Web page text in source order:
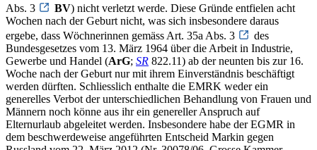
Abs. 3
BV) nicht verletzt werde. Diese Gründe entfielen acht
Wochen nach der Geburt nicht, was sich insbesondere daraus
ergebe, dass Wöchnerinnen gemäss Art. 35a Abs. 3
des
Bundesgesetzes vom 13. März 1964 über die Arbeit in Industrie,
Gewerbe und Handel (ArG; SR 822.11) ab der neunten bis zur 16.
Woche nach der Geburt nur mit ihrem Einverständnis beschäftigt
werden dürften. Schliesslich enthalte die EMRK weder ein
generelles Verbot der unterschiedlichen Behandlung von Frauen und
Männern noch könne aus ihr ein genereller Anspruch auf
Elternurlaub abgeleitet werden. Insbesondere habe der EGMR in
dem beschwerdeweise angeführten Entscheid Markin gegen